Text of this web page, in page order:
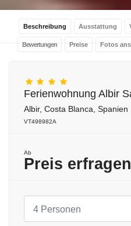
Beschreibung Ausstattung
Bewertungen Preise Fotos
Ferienwohnung Albir
Albir, Costa Blanca, Spanien
VT498982A
Ab
Preis erfragen
4 Personen